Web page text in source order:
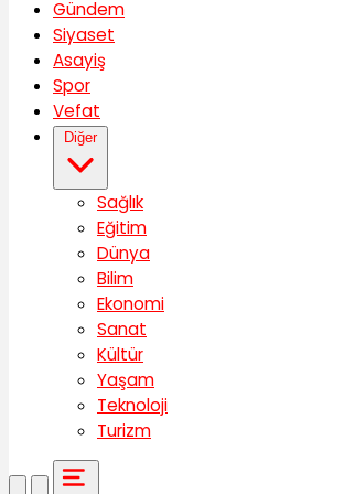
Gündem
Siyaset
Asayiş
Spor
Vefat
Diğer
Sağlık
Eğitim
Dünya
Bilim
Ekonomi
Sanat
Kültür
Yaşam
Teknoloji
Turizm